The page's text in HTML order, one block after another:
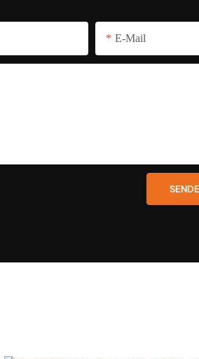
E-Mail